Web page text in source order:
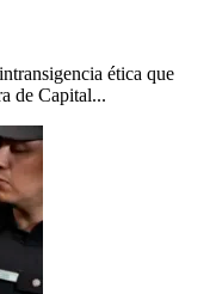
ética que
de Capital...